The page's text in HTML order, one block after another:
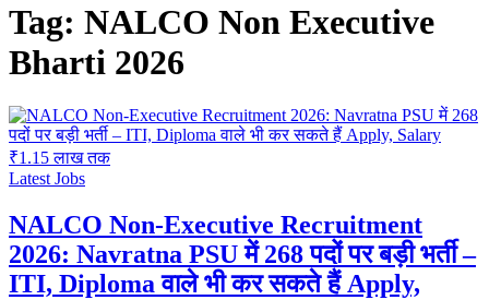
Tag: NALCO Non Executive
Bharti 2026
Latest Jobs
NALCO Non-Executive Recruitment
2026: Navratna PSU में 268 पदों पर बड़ी भर्ती –
ITI, Diploma वाले भी कर सकते हैं Apply,